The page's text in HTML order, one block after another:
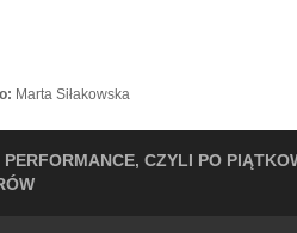
Marta Siłakowska
CZYLI PO